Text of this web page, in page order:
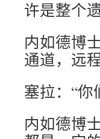
许是整个
内如德博
通道，远
塞拉：“你
内如德博